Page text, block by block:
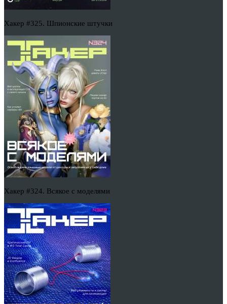
Хакер #325. Шпионские штучки
Хакер #324. Всякое с моделями